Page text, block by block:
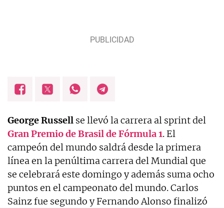
George Russell se llevó la carrera al sprint del
Gran Premio de Brasil de Fórmula 1. El
campeón del mundo saldrá desde la primera
línea en la penúltima carrera del Mundial que
se celebrará este domingo y además suma ocho
puntos en el campeonato del mundo. Carlos
Sainz fue segundo y Fernando Alonso finalizó